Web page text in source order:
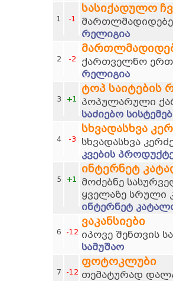
1 -1
სასიქადულო
რელიგია
2 -2
ქართველნო
რელიგია
3 +1
ტოპ საიტების
პოპულარული
საძიებო
4 -3
სხვადასხვა
სხვადასხვა
კვების
5 +1
ინტერნეტ
მოძებნე
ყველაზე სრული
ინტერნეტ
6 -12
ვაკანსიები
იპოვე შენთვის
სამუშაო
7 -12
ფოტოკლუბი
თემატურად